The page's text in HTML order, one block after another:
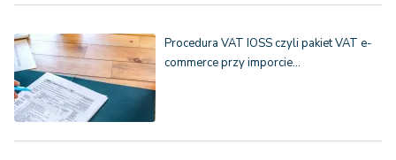
Procedura VAT IOSS czyli pakiet VAT e-
commerce przy imporcie…